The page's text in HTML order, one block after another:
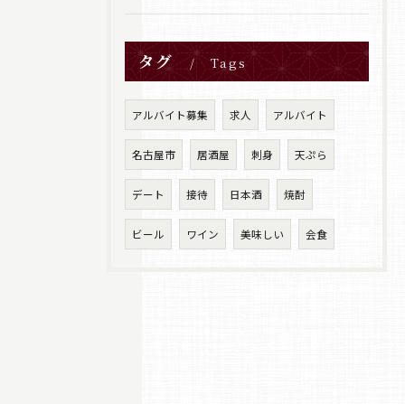
タグ Tags
アルバイト募集 求人 アルバイト
名古屋市 居酒屋 刺身 天ぷら
デート 接待 日本酒 焼酎
ビール ワイン 美味しい 会食